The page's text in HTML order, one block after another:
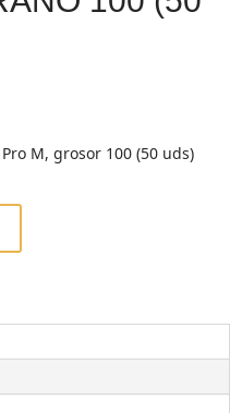
M, grosor 100 (50 uds)